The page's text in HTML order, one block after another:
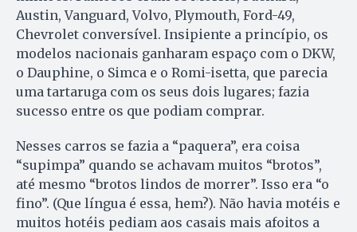
Austin, Vanguard, Volvo, Plymouth, Ford-49,
Chevrolet conversível. Insipiente a princípio, os
modelos nacionais ganharam espaço com o DKW,
o Dauphine, o Simca e o Romi-isetta, que parecia
uma tartaruga com os seus dois lugares; fazia
sucesso entre os que podiam comprar.
Nesses carros se fazia a “paquera”, era coisa
“supimpa” quando se achavam muitos “brotos”,
até mesmo “brotos lindos de morrer”. Isso era “o
fino”. (Que língua é essa, hem?). Não havia motéis e
muitos hotéis pediam aos casais mais afoitos a